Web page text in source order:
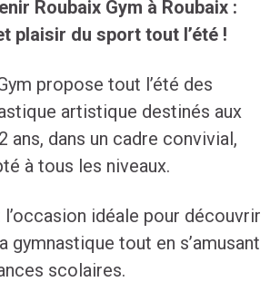
Roubaix Gym à Roubaix :
plaisir du sport tout l’été !
propose tout l’été des
artistique destinés aux
ans, dans un cadre convivial,
à tous les niveaux.
idéale pour découvrir
gymnastique tout en s’amusant
scolaires.